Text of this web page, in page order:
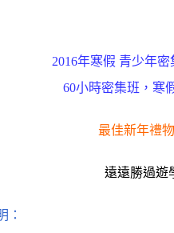
te
2016年寒假 青少年密
60小時密集班，寒
最佳新年禮物
遠遠勝過遊
：